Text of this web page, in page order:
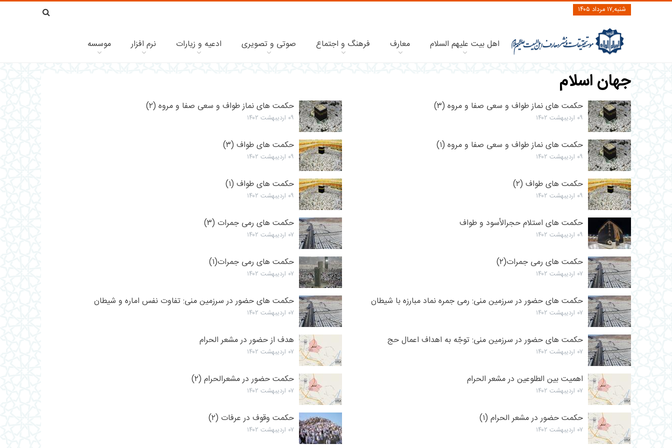
شنبه,۱۷ مرداد ۱۴۰۵
اهل بیت علیهم السلام معارف فرهنگ و اجتماع صوتی و تصویری ادعیه و زیارات نرم افزار موسسه
جهان اسلام
حکمت‌ های نماز طواف و سعی صفا و مروه (۳)
۰۹ اردیبهشت ۱۴۰۲
حکمت‌ های نماز طواف و سعی صفا و مروه (۲)
۰۹ اردیبهشت ۱۴۰۲
حکمت‌ های نماز طواف و سعی صفا و مروه (۱)
۰۹ اردیبهشت ۱۴۰۲
حکمت های طواف (۳)
۰۹ اردیبهشت ۱۴۰۲
حکمت های طواف (۲)
۰۹ اردیبهشت ۱۴۰۲
حکمت های طواف (۱)
۰۹ اردیبهشت ۱۴۰۲
حکمت‌ های استلام حجرالأسود و طواف
۰۹ اردیبهشت ۱۴۰۲
حکمت های رمی جمرات (۳)
۰۷ اردیبهشت ۱۴۰۲
حکمت های رمی جمرات(۲)
۰۷ اردیبهشت ۱۴۰۲
حکمت های رمی جمرات(۱)
۰۷ اردیبهشت ۱۴۰۲
حکمت های حضور در سرزمین منی: رمی جمره نماد مبارزه با شیطان
۰۷ اردیبهشت ۱۴۰۲
حکمت های حضور در سرزمین منی: تفاوت نفس اماره و شیطان
۰۷ اردیبهشت ۱۴۰۲
حکمت های حضور در سرزمین منی: توجّه به اهداف اعمال حج
۰۷ اردیبهشت ۱۴۰۲
هدف از حضور در مشعر الحرام
۰۷ اردیبهشت ۱۴۰۲
اهمیت بین الطلوعین در مشعر الحرام
۰۷ اردیبهشت ۱۴۰۲
حکمت حضور در مشعرالحرام (۲)
۰۷ اردیبهشت ۱۴۰۲
حکمت حضور در مشعر الحرام (۱)
۰۷ اردیبهشت ۱۴۰۲
حکمت وقوف در عرفات (۲)
۰۷ اردیبهشت ۱۴۰۲